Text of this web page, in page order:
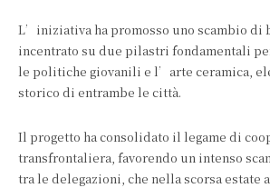
L’iniziativa ha promosso uno scambio di
incentrato su due pilastri fondamentali
le politiche giovanili e l’arte ceramica,
storico di entrambe le città.
Il progetto ha consolidato il legame di
transfrontaliera, favorendo un intenso
tra le delegazioni, che nella scorsa estate